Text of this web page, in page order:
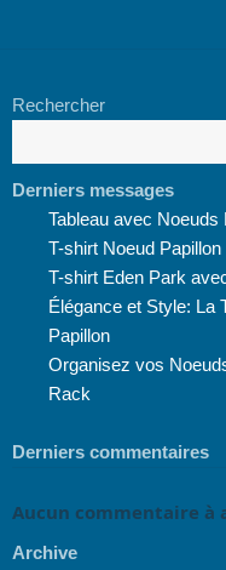
Rechercher
Derniers messages
Tableau avec Noeuds
T-shirt Noeud
T-shirt Eden Park
Élégance et Style: La
Papillon
Organisez vos
Rack
Derniers commentaires
Aucun commentaire à
Archive